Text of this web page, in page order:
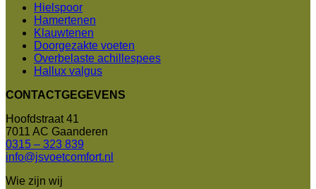
Hielspoor
Hamertenen
Klauwtenen
Doorgezakte voeten
Overbelaste achillespees
Hallux valgus
CONTACTGEGEVENS
Hoofdstraat 41
7011 AC Gaanderen
0315 – 323 839
info@jsvoetcomfort.nl
Wie zijn wij